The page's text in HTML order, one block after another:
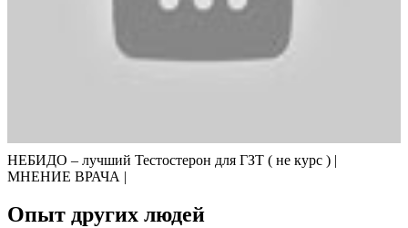
НЕБИДО – лучший Тестостерон для ГЗТ ( не курс ) |
МНЕНИЕ ВРАЧА |
Опыт других людей